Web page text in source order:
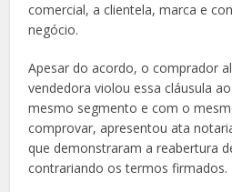
comercial, a clientela, marca e
negócio.
Apesar do acordo, o comprador
vendedora violou essa cláusula
mesmo segmento e com o
comprovar, apresentou ata
que demonstraram a reabertura
contrariando os termos firmados.